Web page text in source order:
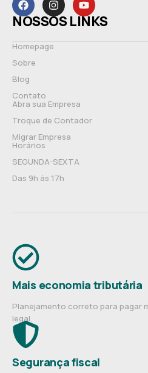
NOSSOS LINKS
Homepage
Sobre
Blog
Contato
Abra sua Empresa
Troque de Contador
Migrar Empresa
Horários
SEGUNDA-SEXTA
Das 9h às 17h
Mais economia tributária
Planejamento correto para pagar
legal.
Segurança fiscal